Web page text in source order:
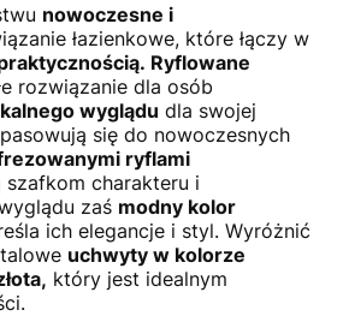
nowoczesne i
łazienkowe, które łączy w
Ryflowane
rozwiązanie dla osób
wyglądu dla swojej
się do nowoczesnych
ryflami
szafkom charakteru i
zaś modny kolor
ich elegancje i styl. Wyróżnić
uchwyty w kolorze
który jest idealnym